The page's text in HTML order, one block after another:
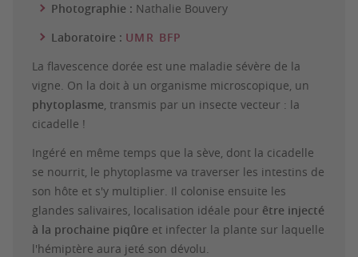
Photographie : Nathalie Bouvery
Laboratoire : UMR BFP
La flavescence dorée est une maladie sévère de la
vigne. On la doit à un organisme microscopique, un
phytoplasme, transmis par un insecte vecteur : la
cicadelle !
Ingéré en même temps que la sève, dont la cicadelle
se nourrit, le phytoplasme va traverser les intestins de
son hôte et s'y multiplier. Il colonise ensuite les
glandes salivaires, localisation idéale pour être injecté
à la prochaine piqûre et infecter la plante sur laquelle
l'hémiptère aura jeté son dévolu.